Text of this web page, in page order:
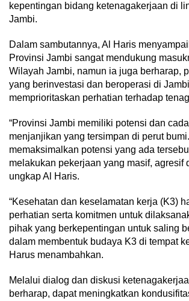
kepentingan bidang ketenagakerjaan di
Jambi.
Dalam sambutannya, Al Haris
Provinsi Jambi sangat mendukung
Wilayah Jambi, namun ia juga berharap,
yang berinvestasi dan beroperasi di
memprioritaskan perhatian terhadap
“Provinsi Jambi memiliki potensi dan
menjanjikan yang tersimpan di perut
memaksimalkan potensi yang ada
melakukan pekerjaan yang masif, agresif
ungkap Al Haris.
“Kesehatan dan keselamatan kerja (K3)
perhatian serta komitmen untuk
pihak yang berkepentingan untuk saling
dalam membentuk budaya K3 di tempat
Harus menambahkan.
Melalui dialog dan diskusi
berharap, dapat meningkatkan